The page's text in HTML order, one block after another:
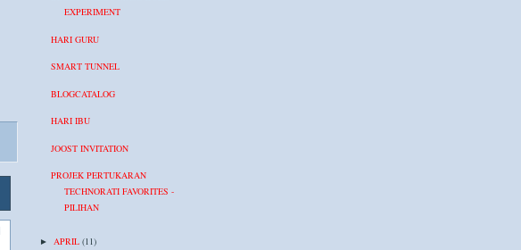
EXPERIMENT
HARI GURU
SMART TUNNEL
BLOGCATALOG
HARI IBU
JOOST INVITATION
PROJEK PERTUKARAN
TECHNORATI FAVORITES -
PILIHAN
► APRIL (11)